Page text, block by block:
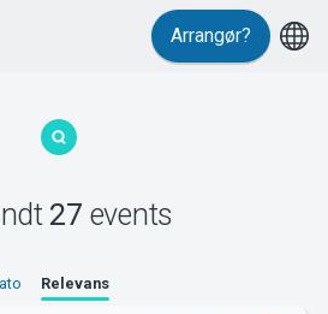
Arrangør?
27 events
Relevans